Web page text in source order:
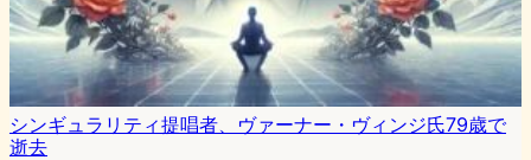
シンギュラリティ提唱者、ヴァーナー・ヴィンジ氏79歳で
逝去